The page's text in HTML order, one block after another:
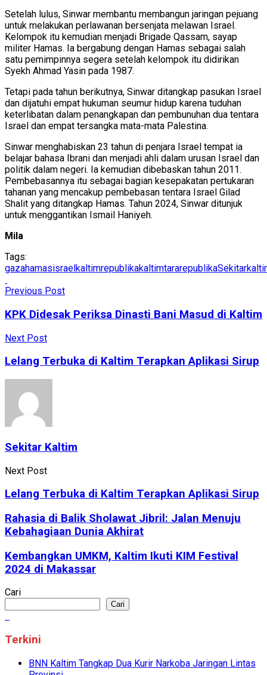
Setelah lulus, Sinwar membantu membangun jaringan pejuang
untuk melakukan perlawanan bersenjata melawan Israel.
Kelompok itu kemudian menjadi Brigade Qassam, sayap
militer Hamas. Ia bergabung dengan Hamas sebagai salah
satu pemimpinnya segera setelah kelompok itu didirikan
Syekh Ahmad Yasin pada 1987.
Tetapi pada tahun berikutnya, Sinwar ditangkap pasukan Israel
dan dijatuhi empat hukuman seumur hidup karena tuduhan
keterlibatan dalam penangkapan dan pembunuhan dua tentara
Israel dan empat tersangka mata-mata Palestina.
Sinwar menghabiskan 23 tahun di penjara Israel tempat ia
belajar bahasa Ibrani dan menjadi ahli dalam urusan Israel dan
politik dalam negeri. Ia kemudian dibebaskan tahun 2011.
Pembebasannya itu sebagai bagian kesepakatan pertukaran
tahanan yang mencakup pembebasan tentara Israel Gilad
Shalit yang ditangkap Hamas. Tahun 2024, Sinwar ditunjuk
untuk menggantikan Ismail Haniyeh.
Mila
Tags:
gazahamasisrael kaltimrepublikakaltimtararepublika
Previous Post
KPK Didesak Periksa Dinasti Bani Masud di Kaltim
Next Post
Lelang Terbuka di Kaltim Terapkan Aplikasi Sirup
Sekitar Kaltim
Next Post
Lelang Terbuka di Kaltim Terapkan Aplikasi Sirup
Rahasia di Balik Sholawat Jibril: Jalan Menuju
Kebahagiaan Dunia Akhirat
Kembangkan UMKM, Kaltim Ikuti KIM Festival
2024 di Makassar
Cari
Cari
Terkini
BNN Kaltim Tangkap Dua Kurir Narkoba Jaringan Lintas